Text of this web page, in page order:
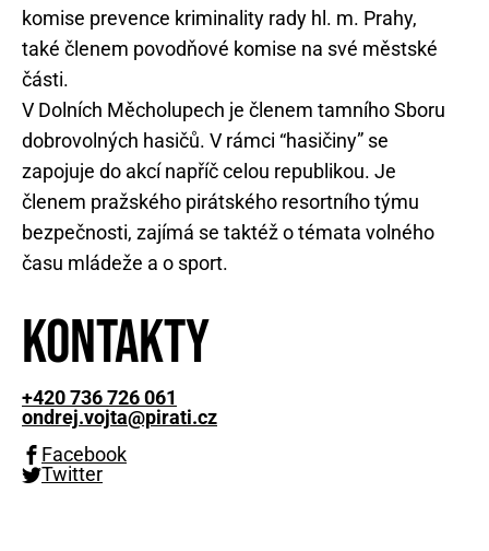
komise prevence kriminality rady hl. m. Prahy,
také členem povodňové komise na své městské
části.
V Dolních Měcholupech je členem tamního Sboru
dobrovolných hasičů. V rámci “hasičiny” se
zapojuje do akcí napříč celou republikou. Je
členem pražského pirátského resortního týmu
bezpečnosti, zajímá se taktéž o témata volného
času mládeže a o sport.
Kontakty
+420 736 726 061
ondrej.vojta@pirati.cz
Facebook
Twitter